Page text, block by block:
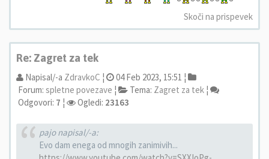
Skoči na prispevek
Re: Zagret za tek
Napisal/-a ZdravkoC ¦
04 Feb 2023, 15:51 ¦
Forum: spletne povezave ¦ Tema: Zagret za tek ¦
Odgovori: 7 ¦ Ogledi: 23163
pajo napisal/-a:
Evo dam enega od mnogih zanimivih...